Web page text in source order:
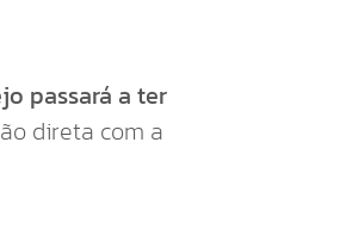
passará a ter
direta com a